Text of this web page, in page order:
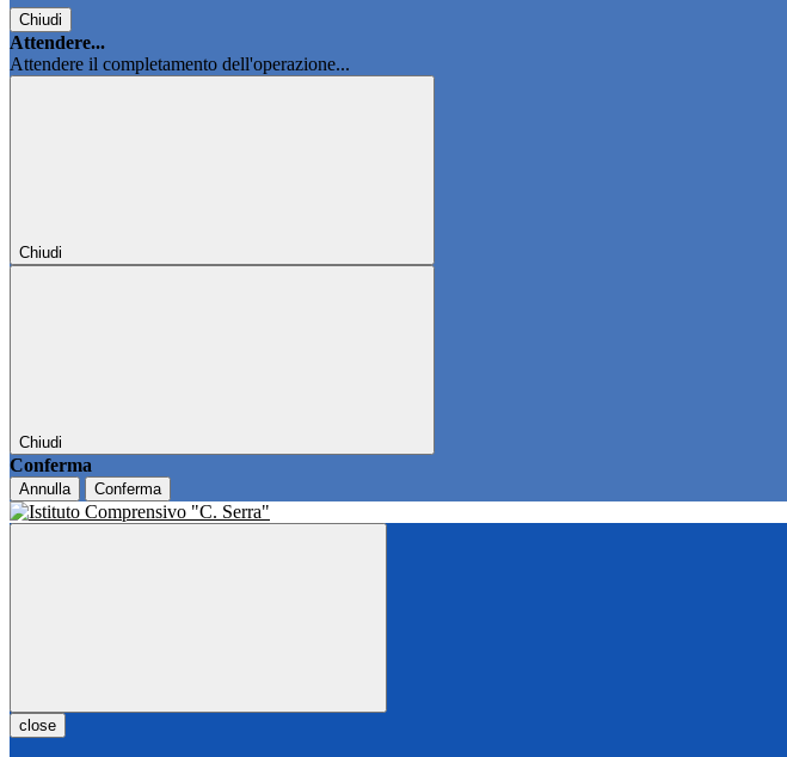
Chiudi
Attendere...
Attendere il completamento dell'operazione...
Chiudi
Chiudi
Conferma
Annulla Conferma
close